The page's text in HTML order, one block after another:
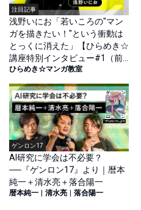
注目記事
浅野いにお「若いころの"マン
ガを描きたい！"という衝動は
とっくに消えた」【ひらめき☆
講座特別インタビュー#1（前
篇）】
ひらめき☆マンガ教室
ゲンロン17
AI研究に学会は不必要？
──『ゲンロン17』より｜暦本
純一＋清水亮＋落合陽一
暦本純一 | 清水亮 | 落合陽一